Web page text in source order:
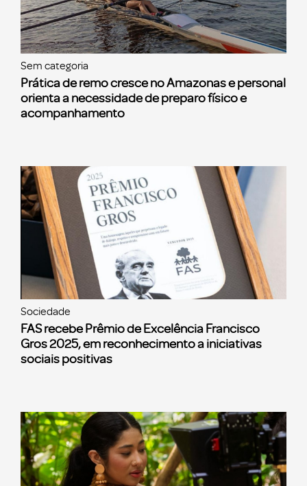
Sem categoria
Prática de remo cresce no Amazonas e personal
orienta a necessidade de preparo físico e
acompanhamento
Sociedade
FAS recebe Prêmio de Excelência Francisco
Gros 2025, em reconhecimento a iniciativas
sociais positivas